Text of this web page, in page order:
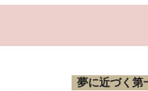
夢に近づく第